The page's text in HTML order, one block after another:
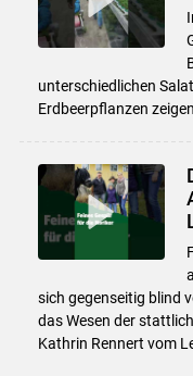
unterschiedlichen
Erdbeerpflanzen
sich gegenseitig blind
das Wesen der
Kathrin Rennert vom